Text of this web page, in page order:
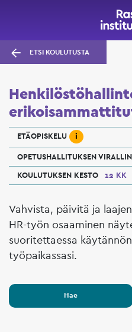
ETSI KOULUTUSTA
ETÄOPISKELU i
OPETUSHALLITUKSEN
KOULUTUKSEN KESTO
12 KK
Vahvista, päivitä ja
HR-työn osaaminen
suoritettaessa
työpaikassasi.
Hae